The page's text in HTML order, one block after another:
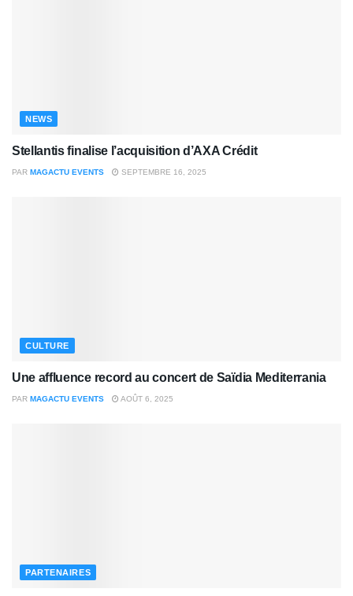
NEWS
Stellantis finalise l’acquisition d’AXA Crédit
PAR MAGACTU EVENTS SEPTEMBRE 16, 2025
CULTURE
Une affluence record au concert de Saïdia Mediterrania
PAR MAGACTU EVENTS AOÛT 6, 2025
PARTENAIRES